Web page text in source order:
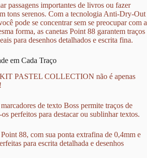
passagens importantes de livros ou fazer
tons serenos. Com a tecnologia Anti-Dry-Out
pode se concentrar sem se preocupar com a
forma, as canetas Point 88 garantem traços
para desenhos detalhados e escrita fina.
em Cada Traço
PASTEL COLLECTION não é apenas
de texto Boss permite traços de
perfeitos para destacar ou sublinhar textos.
88, com sua ponta extrafina de 0,4mm e
para escrita detalhada e desenhos